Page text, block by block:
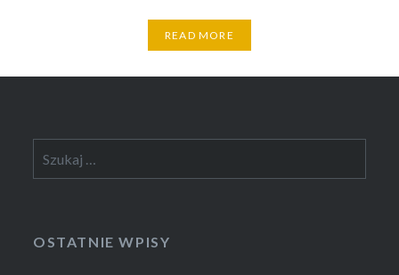
READ MORE
OSTATNIE WPISY